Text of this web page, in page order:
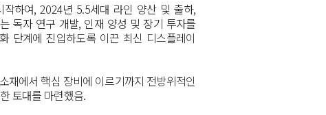
작하여, 2024년 5.5세대 라인 양산 및 출하,
는 독자 연구 개발, 인재 양성 및 장기 투자를
단계에 진입하도록 이끈 최신 디스플레이
재에서 핵심 장비에 이르기까지 전방위적인
토대를 마련했음.